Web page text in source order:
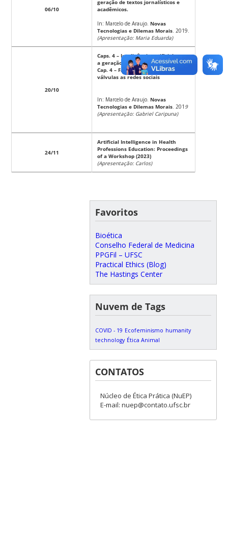
06/10
geração de textos jornalísticos e
acadêmicos.
In: Marcelo de Araujo. Novas
Tecnologias e Dilemas Morais . 2019.
(Apresentação: Maria Eduarda)
20/10
Caps. 4 – Inteligência artificial para
a geração de hipóteses cientificas
Cap. 4 – Fake News: Dos radios a
válvulas as redes sociais
In: Marcelo de Araujo. Novas
Tecnologias e Dilemas Morais . 201 9
(Apresentação: Gabriel Caripuna)
24/11
Artificial Intelligence in Health
Professions Education: Proceedings
of a Workshop (2023)
(Apresentação: Carlos)
Favoritos
Bioética
Conselho Federal de Medicina
PPGFil – UFSC
Practical Ethics (Blog)
The Hastings Center
Nuvem de Tags
COVID - 19 Ecofeminismo humanity
technology Ética Animal
CONTATOS
Núcleo de Ética Prática (NuEP)
E-mail: nuep@contato.ufsc.br